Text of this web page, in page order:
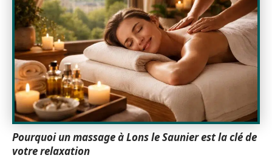
Pourquoi un massage à Lons le Saunier est la clé de
votre relaxation